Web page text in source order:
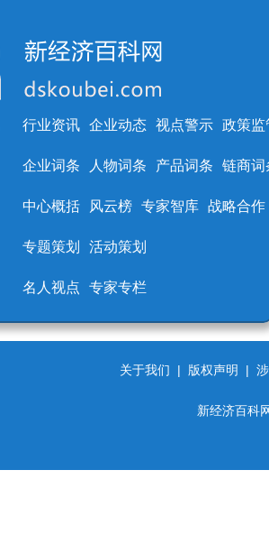
行业资讯 企业动态 视点警示 政策监
企业词条 人物词条 产品词条 链商词
中心概括 风云榜 专家智库 战略合作
专题策划 活动策划
名人视点 专家专栏
关于我们 | 版权声明 |
新经济百科